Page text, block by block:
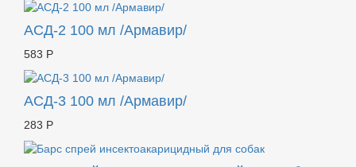
АСД-2 100 мл /Армавир/
583 Р
АСД-3 100 мл /Армавир/
283 Р